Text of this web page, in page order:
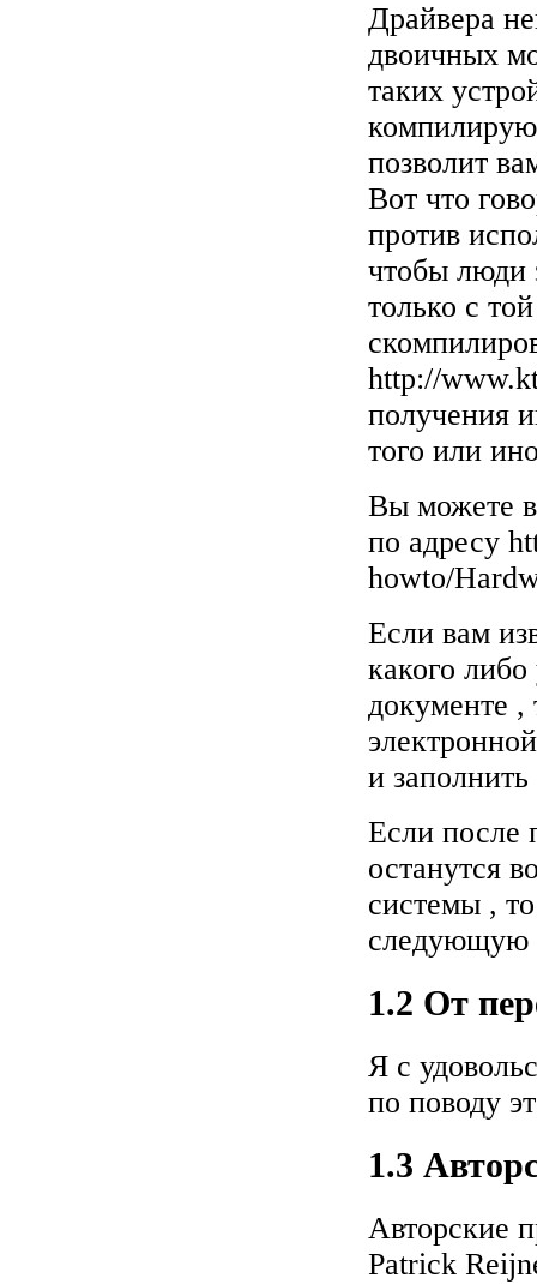
Драйвера
двоичных
таких
позволит
Вот что
против
чтобы люди
только с
http://
получения
того или
Вы можете
по адресу
howto/
Если вам
какого
документе ,
и
Если после
останутся
системы ,
следующую
1.2 От
Я с
по поводу
1.3
Авторские
Patrick